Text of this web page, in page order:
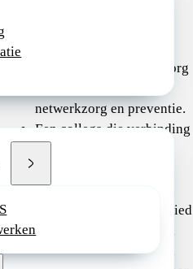
kindergeneeskundige zorg
netwerkzorg en preventie.
Een collega die verbinding
legt – met kinderen,
samenwerkingspartners.
Als je een aandachtsgebied
hebt of wil ontwikkelen,
die past in onze context,